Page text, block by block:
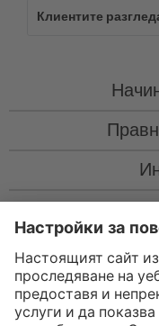
Клиентите
такса за колетна пратка
* Словната марка и